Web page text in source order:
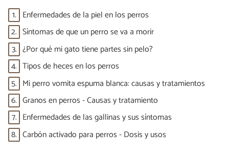
1. Enfermedades de la piel en los perros
2. Síntomas de que un perro se va a morir
3. ¿Por qué mi gato tiene partes sin pelo?
4. Tipos de heces en los perros
5. Mi perro vomita espuma blanca: causas y tratamientos
6. Granos en perros - Causas y tratamiento
7. Enfermedades de las gallinas y sus síntomas
8. Carbón activado para perros - Dosis y usos